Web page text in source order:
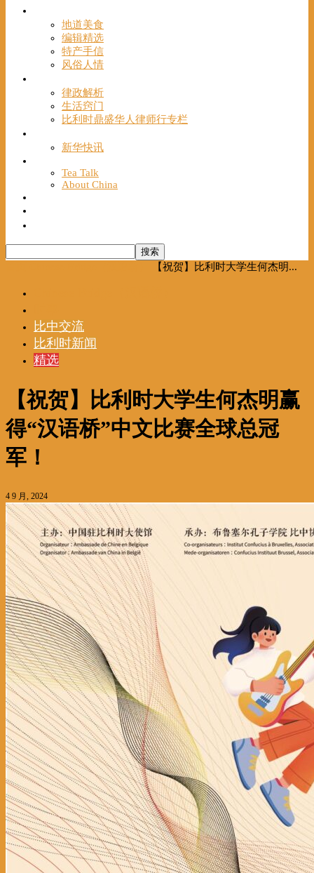
地道美食
编辑精选
特产手信
风俗人情
律政解析
生活窍门
比利时鼎盛华人律师行专栏
新华快讯
Tea Talk
About China
【祝贺】比利时大学生何杰明...
比中交流
比利时新闻
精选
【祝贺】比利时大学生何杰明赢
得“汉语桥”中文比赛全球总冠
军！
4 9 月, 2024